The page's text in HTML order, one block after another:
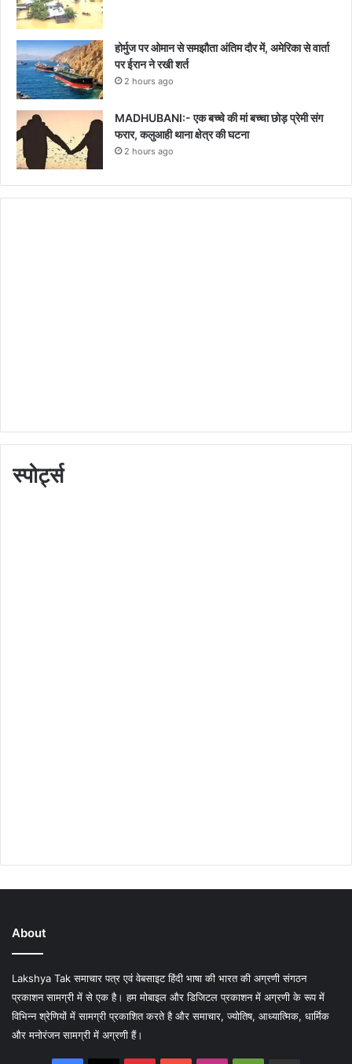
होर्मुज पर ओमान से समझौता अंतिम दौर में, अमेरिका से वार्ता
पर ईरान ने रखी शर्त
2 hours ago
MADHUBANI:- एक बच्चे की मां बच्चा छोड़ प्रेमी संग
फरार, कलुआही थाना क्षेत्र की घटना
2 hours ago
स्पोर्ट्स
About
Lakshya Tak समाचार पत्र एवं वेबसाइट हिंदी भाषा की भारत की अग्रणी संगठन
प्रकाशन सामग्री में से एक है। हम मोबाइल और डिजिटल प्रकाशन में अग्रणी के रूप में
विभिन्न श्रेणियों में सामग्री प्रकाशित करते है और समाचार, ज्योतिष, आध्यात्मिक, धार्मिक
और मनोरंजन सामग्री में अग्रणी हैं।